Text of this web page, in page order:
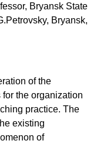
Bryansk State
Bryansk,
of the
the organization
practice. The
existing
of